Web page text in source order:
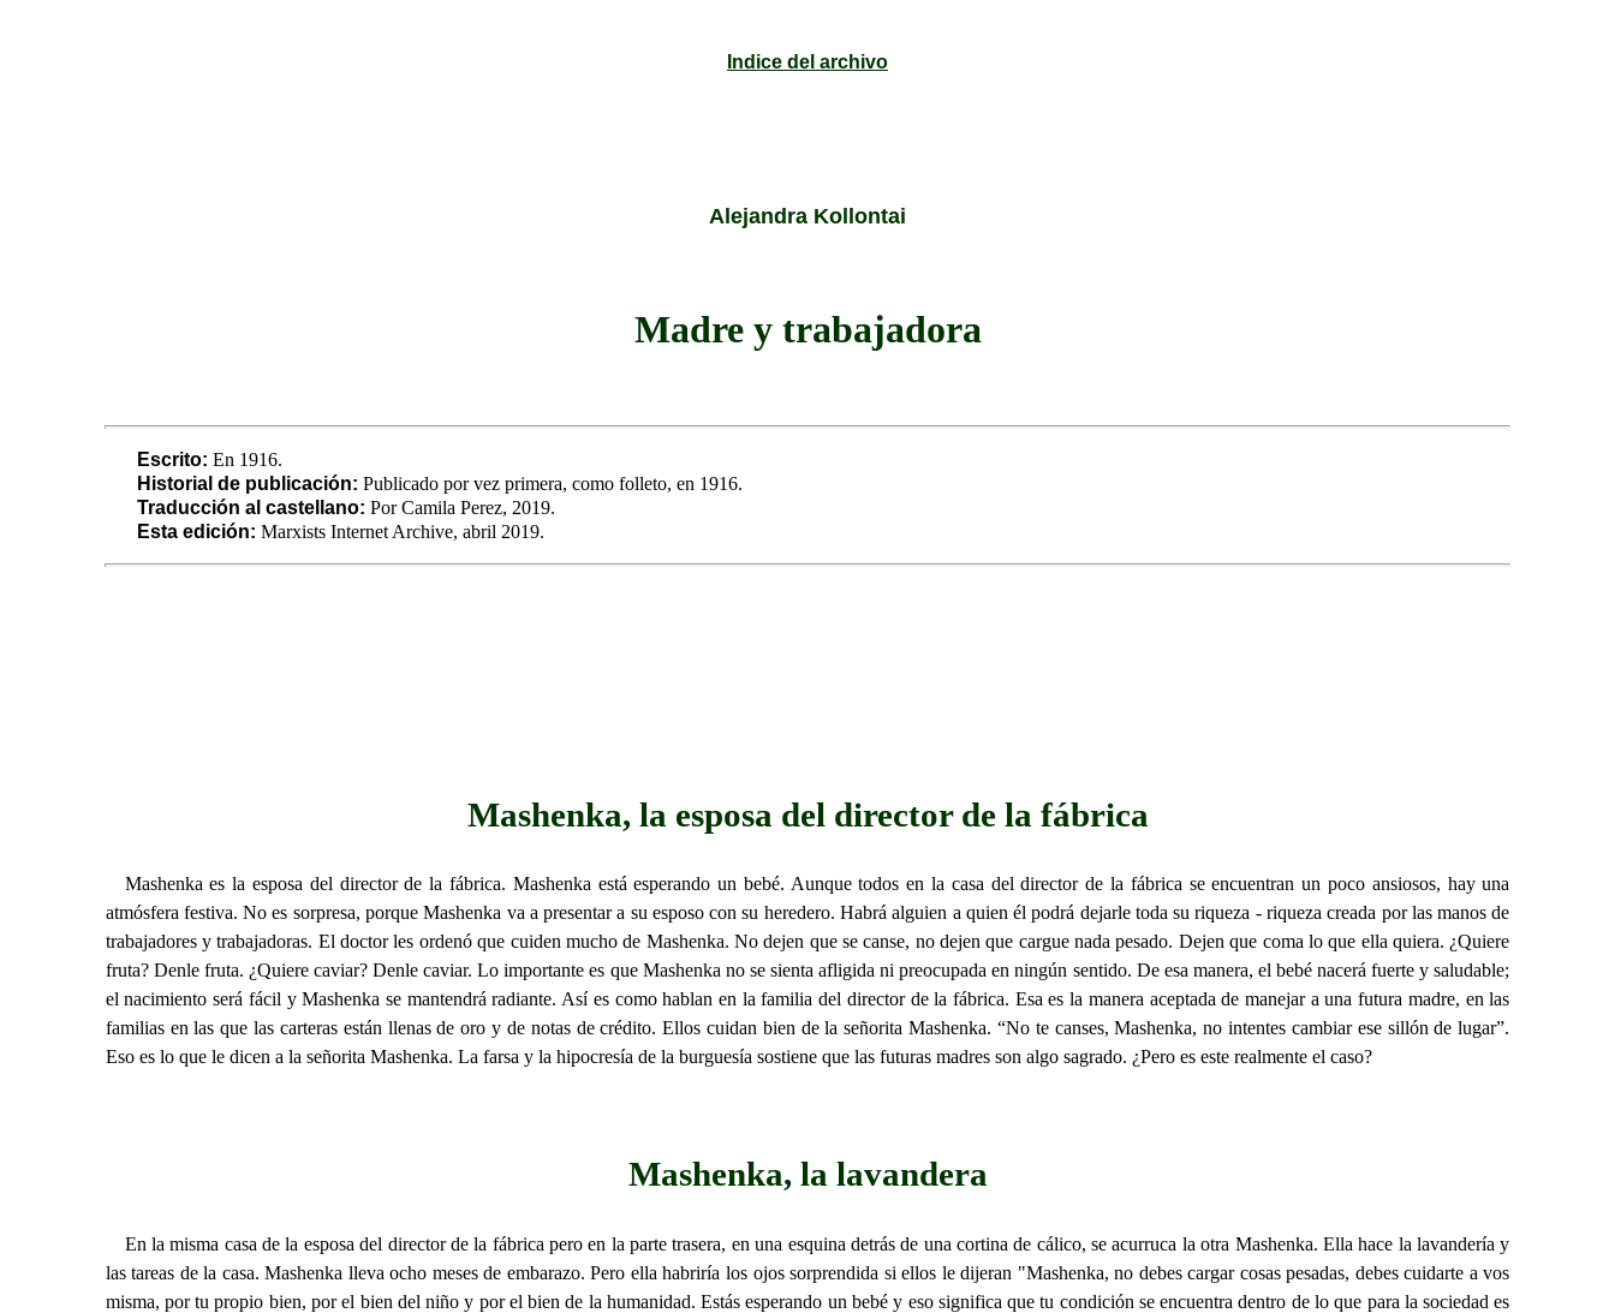
Indice del archivo
Alejandra Kollontai
Madre y trabajadora
Escrito: En 1916.
Historial de publicación: Publicado por vez primera, como folleto, en 1916.
Traducción al castellano: Por Camila Perez, 2019.
Esta edición: Marxists Internet Archive, abril 2019.
Mashenka, la esposa del director de la fábrica
Mashenka es la esposa del director de la fábrica. Mashenka está esperando un bebé. Aunque todos en la casa del director de la fábrica se encuentran un poco ansiosos, hay una
atmósfera festiva. No es sorpresa, porque Mashenka va a presentar a su esposo con su heredero. Habrá alguien a quien él podrá dejarle toda su riqueza - riqueza creada por las manos de
trabajadores y trabajadoras. El doctor les ordenó que cuiden mucho de Mashenka. No dejen que se canse, no dejen que cargue nada pesado. Dejen que coma lo que ella quiera. ¿Quiere
fruta? Denle fruta. ¿Quiere caviar? Denle caviar. Lo importante es que Mashenka no se sienta afligida ni preocupada en ningún sentido. De esa manera, el bebé nacerá fuerte y saludable;
el nacimiento será fácil y Mashenka se mantendrá radiante. Así es como hablan en la familia del director de la fábrica. Esa es la manera aceptada de manejar a una futura madre, en las
familias en las que las carteras están llenas de oro y de notas de crédito. Ellos cuidan bien de la señorita Mashenka. “No te canses, Mashenka, no intentes cambiar ese sillón de lugar”.
Eso es lo que le dicen a la señorita Mashenka. La farsa y la hipocresía de la burguesía sostiene que las futuras madres son algo sagrado. ¿Pero es este realmente el caso?
Mashenka, la lavandera
En la misma casa de la esposa del director de la fábrica pero en la parte trasera, en una esquina detrás de una cortina de cálico, se acurruca la otra Mashenka. Ella hace la lavandería y
las tareas de la casa. Mashenka lleva ocho meses de embarazo. Pero ella habriría los ojos sorprendida si ellos le dijeran "Mashenka, no debes cargar cosas pesadas, debes cuidarte a vos
misma, por tu propio bien, por el bien del niño y por el bien de la humanidad. Estás esperando un bebé y eso significa que tu condición se encuentra dentro de lo que para la sociedad es